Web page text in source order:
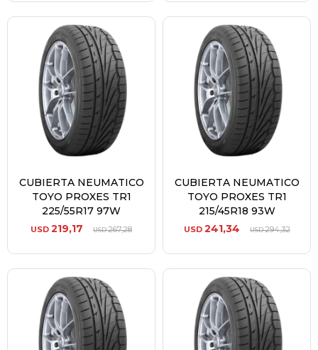
CUBIERTA NEUMATICO
TOYO PROXES TR1
225/55R17 97W
USD 219,17 USD267,28
CUBIERTA NEUMATICO
TOYO PROXES TR1
215/45R18 93W
USD 241,34 USD294,32